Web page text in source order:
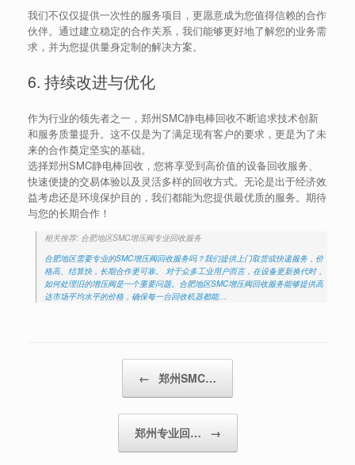
我们不仅仅提供一次性的服务项目，更愿意成为您值得信赖的合作
伙伴。通过建立稳定的合作关系，我们能够更好地了解您的业务需
求，并为您提供量身定制的解决方案。
6. 持续改进与优化
作为行业的领先者之一，郑州SMC静电棒回收不断追求技术创新
和服务质量提升。这不仅是为了满足现有客户的要求，更是为了未
来的合作奠定坚实的基础。
选择郑州SMC静电棒回收，您将享受到高价值的设备回收服务、
快速便捷的交易体验以及灵活多样的回收方式。无论是出于经济效
益考虑还是环境保护目的，我们都能为您提供最优质的服务。期待
与您的长期合作！
相关推荐: 合肥地区SMC增压阀专业回收服务
合肥地区需要专业的SMC增压阀回收服务吗？我们提供上门取货或快递服务，价
格高、结算快，长期合作更可靠。 对于众多工业用户而言，在设备更新换代时，
如何处理旧的增压阀是一个重要问题。合肥地区SMC增压阀回收服务能够提供高
达市场平均水平的价格，确保每一台回收机器都能…
← 郑州SMC…
郑州专业回… →